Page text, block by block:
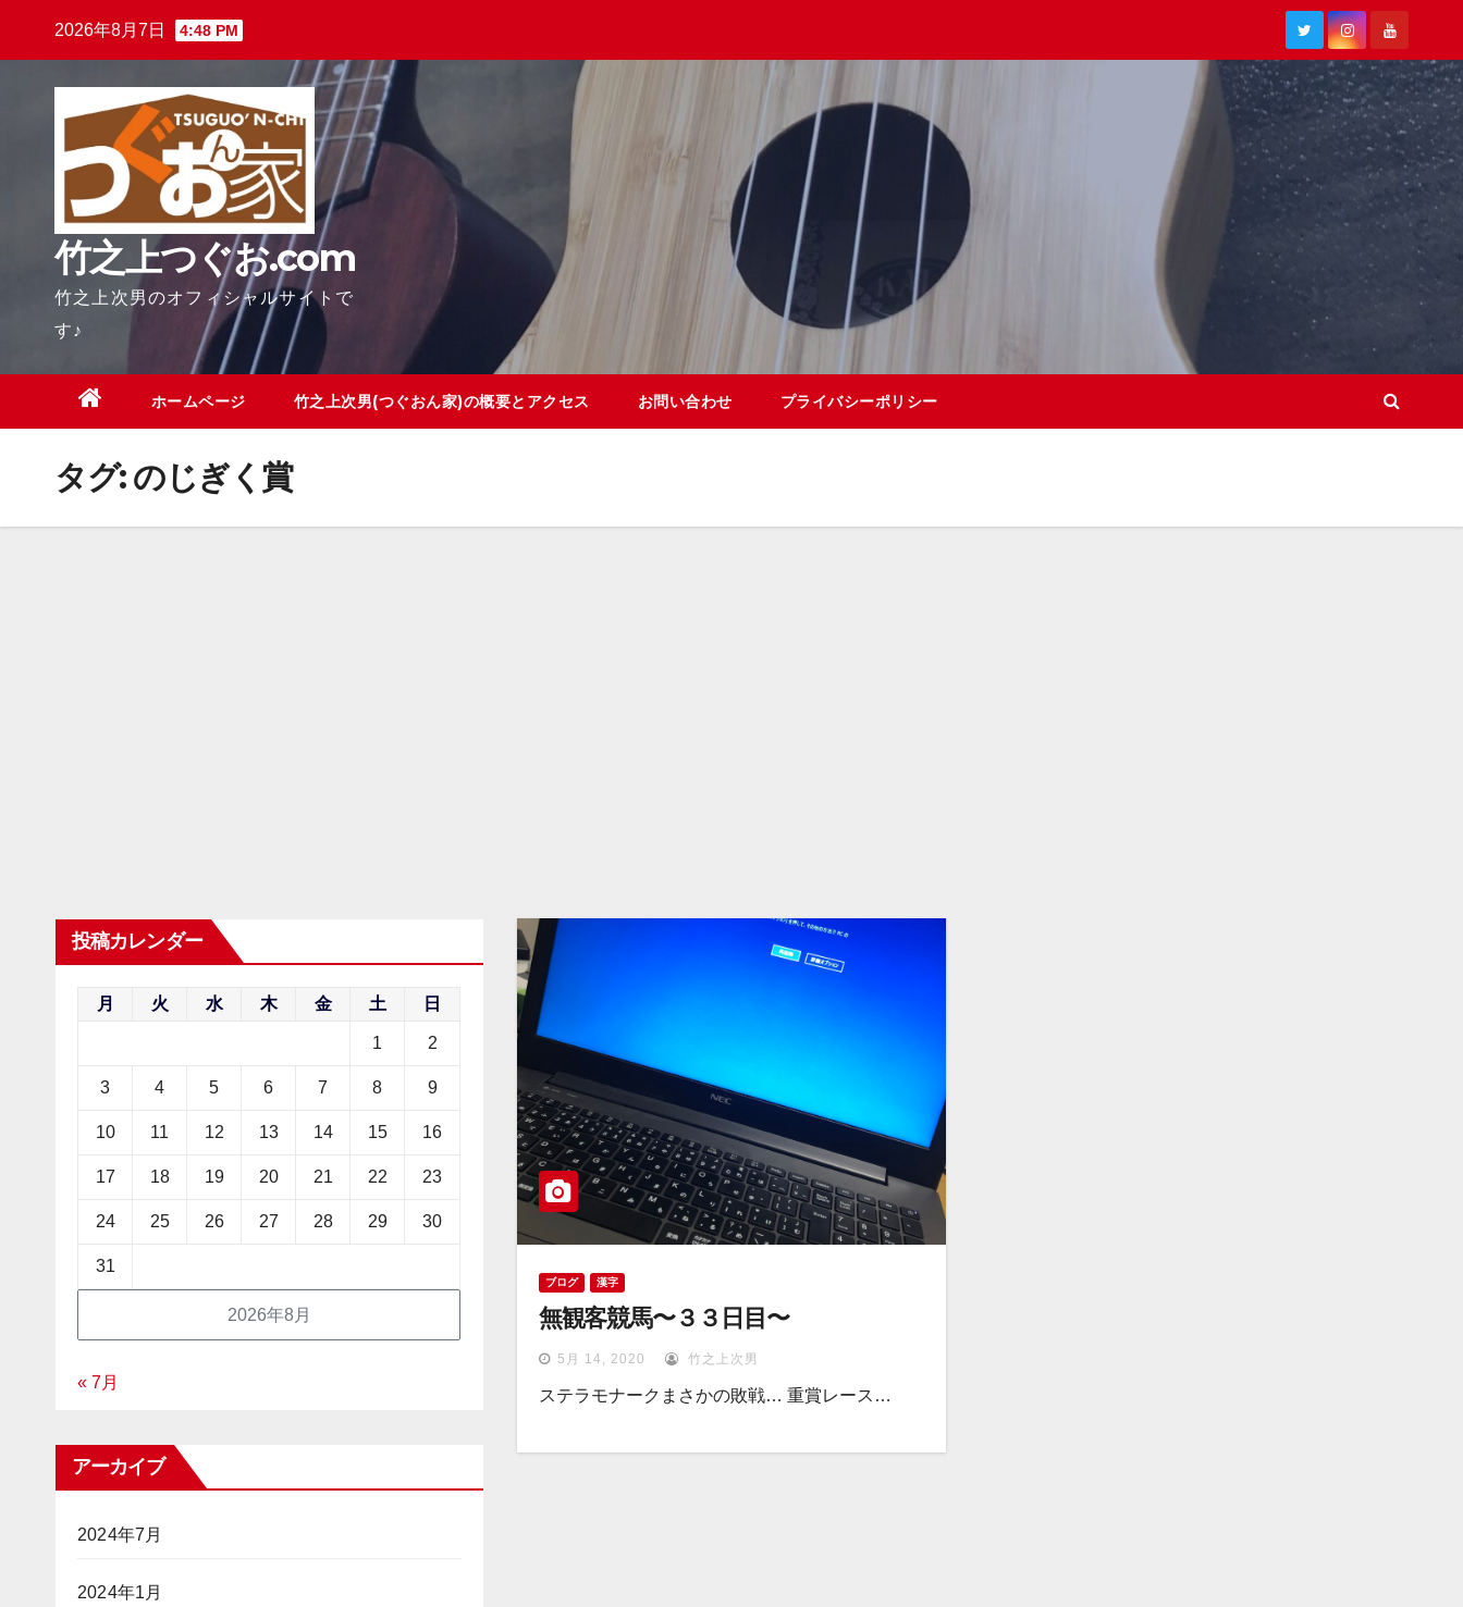
2026年8月7日 4:48 PM
竹之上つぐお.com
竹之上次男のオフィシャルサイトで
す♪
ホームページ 竹之上次男(つぐおん家)の概要とアクセス お問い合わせ プライバシーポリシー
タグ:のじぎく賞
投稿カレンダー
2026年8月
月 火 水 木 金 土 日
1 2
3 4 5 6 7 8 9
10 11 12 13 14 15 16
17 18 19 20 21 22 23
24 25 26 27 28 29 30
31
« 7月
アーカイブ
2024年7月
2024年1月
ブログ 漢字
無観客競馬〜３３日目〜
5月 14, 2020 竹之上次男
ステラモナークまさかの敗戦… 重賞レース…